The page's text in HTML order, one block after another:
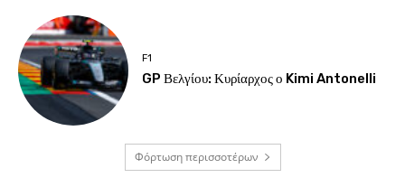
F1
GP Βελγίου: Κυρίαρχος ο Kimi Antonelli
Φόρτωση περισσοτέρων